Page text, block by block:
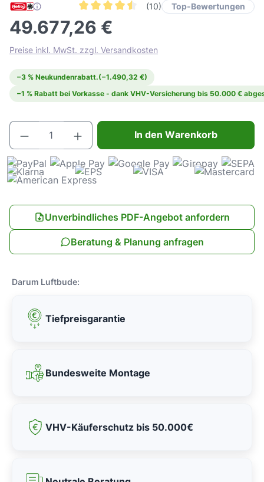
Durchschnittliche Bewertung von 4.5 von 5
(10) Top-Bewertungen
49.677,26 €
Preise inkl. MwSt. zzgl. Versandkosten
−3 % Neukundenrabatt.(−1.490,32 €)
−1 % Rabatt bei Vorkasse - dank VHV-Versicherung bis 50.000 €
Produkt Anzahl: Gib den gewünschten
In den Warenkorb
Unverbindliches PDF-Angebot anfordern
Beratung & Planung anfragen
Darum Luftbude:
Tiefpreisgarantie
Bundesweite Montage
VHV-Käuferschutz bis 50.000€